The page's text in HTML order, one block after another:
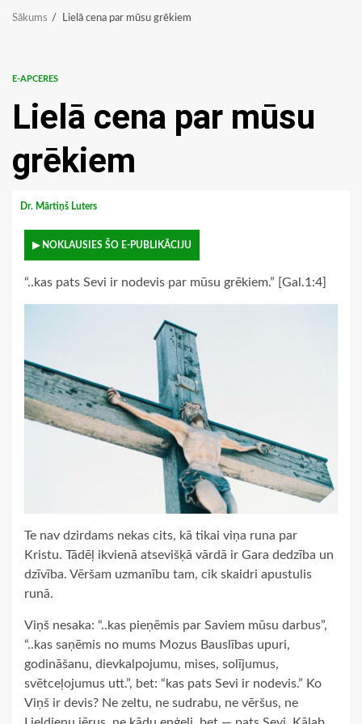
Sākums Lielā cena par mūsu grēkiem
E-APCERES
Lielā cena par mūsu
grēkiem
Dr. Mārtiņš Luters
▶ NOKLAUSIES ŠO E-PUBLIKĀCIJU
“..kas pats Sevi ir nodevis par mūsu grēkiem.” [Gal.1:4]
Te nav dzirdams nekas cits, kā tikai viņa runa par
Kristu. Tādēļ ikvienā atsevišķā vārdā ir Gara dedzība un
dzīvība. Vēršam uzmanību tam, cik skaidri apustulis
runā.
Viņš nesaka: “..kas pieņēmis par Saviem mūsu darbus”,
“..kas saņēmis no mums Mozus Bauslības upuri,
godināšanu, dievkalpojumu, mises, solījumus,
svētceļojumus utt.”, bet: “kas pats Sevi ir nodevis.” Ko
Viņš ir devis? Ne zeltu, ne sudrabu, ne vēršus, ne